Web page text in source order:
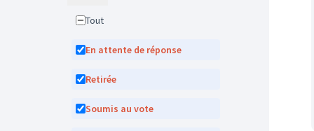
Tout
En attente de réponse
Retirée
Soumis au vote